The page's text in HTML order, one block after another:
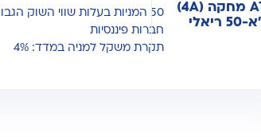
ATF מחקה (4A)
ריאלי
50 המניות בעלות שווי השוק
חברות פיננסיות
תקרת משקל למניה במדד: 4%